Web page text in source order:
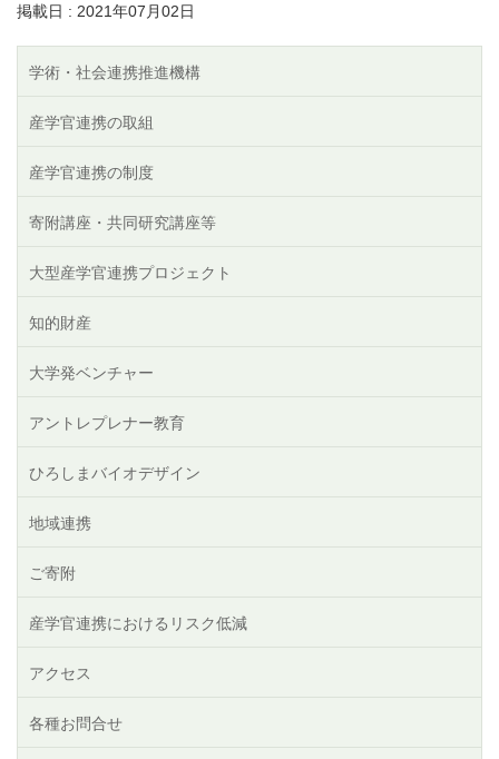
掲載日 : 2021年07月02日
学術・社会連携推進機構
産学官連携の取組
産学官連携の制度
寄附講座・共同研究講座等
大型産学官連携プロジェクト
知的財産
大学発ベンチャー
アントレプレナー教育
ひろしまバイオデザイン
地域連携
ご寄附
産学官連携におけるリスク低減
アクセス
各種お問合せ